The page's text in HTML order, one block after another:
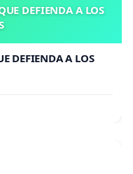
DEFIENDA A LOS
DEFIENDA A LOS